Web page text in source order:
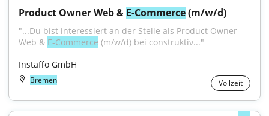
Product Owner Web & E-Commerce (m/w/d)
"...Du bist interessiert an der Stelle als Product Owner
Web & E-Commerce (m/w/d) bei construktiv..."
Instaffo GmbH
Bremen Vollzeit